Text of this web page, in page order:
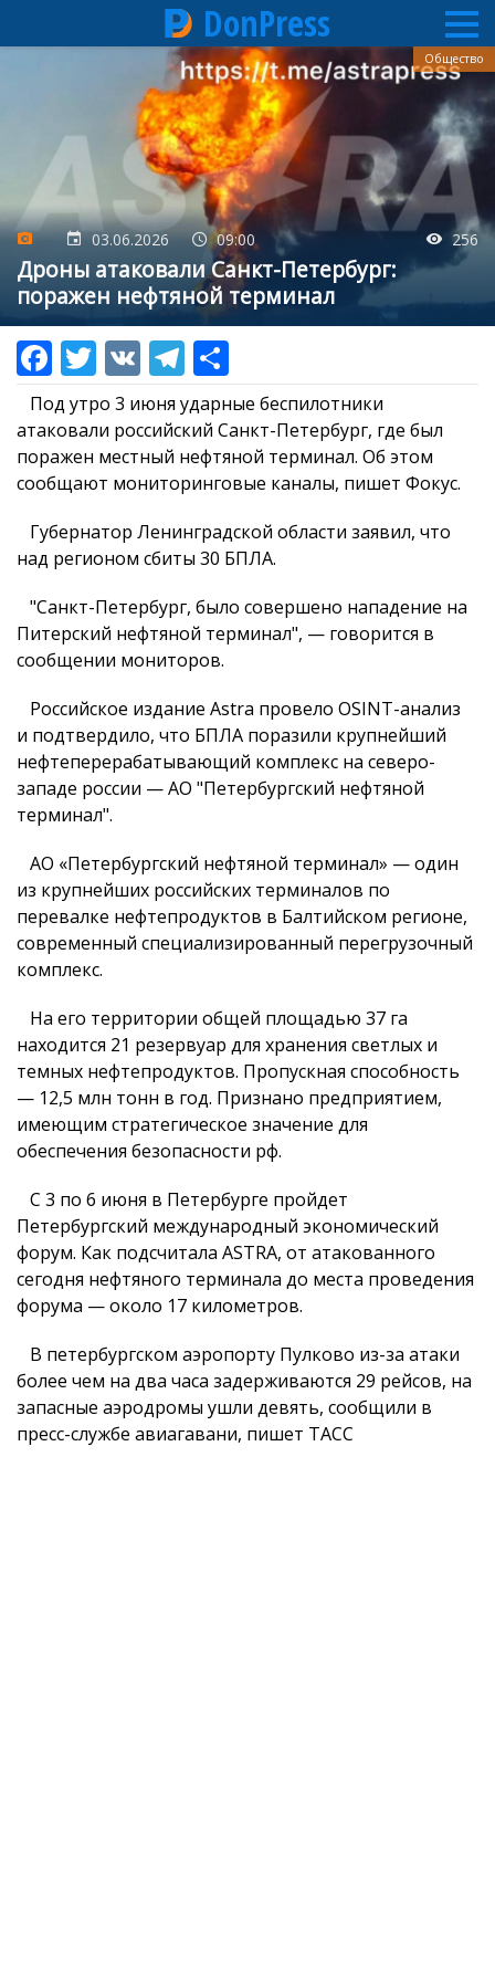
содержанию
DonPress
03.06.2026 09:00 256
Дроны атаковали Санкт-Петербург:
поражен нефтяной терминал
Общество
Под утро 3 июня ударные беспилотники
атаковали российский Санкт-Петербург, где был
поражен местный нефтяной терминал. Об этом
сообщают мониторинговые каналы, пишет Фокус.
Губернатор Ленинградской области заявил, что
над регионом сбиты 30 БПЛА.
"Санкт-Петербург, было совершено нападение на
Питерский нефтяной терминал", — говорится в
сообщении мониторов.
Российское издание Astra провело OSINT-анализ
и подтвердило, что БПЛА поразили крупнейший
нефтеперерабатывающий комплекс на северо-
западе россии — АО "Петербургский нефтяной
терминал".
АО «Петербургский нефтяной терминал» — один
из крупнейших российских терминалов по
перевалке нефтепродуктов в Балтийском регионе,
современный специализированный перегрузочный
комплекс.
На его территории общей площадью 37 га
находится 21 резервуар для хранения светлых и
темных нефтепродуктов. Пропускная способность
— 12,5 млн тонн в год. Признано предприятием,
имеющим стратегическое значение для
обеспечения безопасности рф.
С 3 по 6 июня в Петербурге пройдет
Петербургский международный экономический
форум. Как подсчитала ASTRA, от атакованного
сегодня нефтяного терминала до места проведения
форума — около 17 километров.
В петербургском аэропорту Пулково из-за атаки
более чем на два часа задерживаются 29 рейсов, на
запасные аэродромы ушли девять, сообщили в
пресс-службе авиагавани, пишет ТАСС